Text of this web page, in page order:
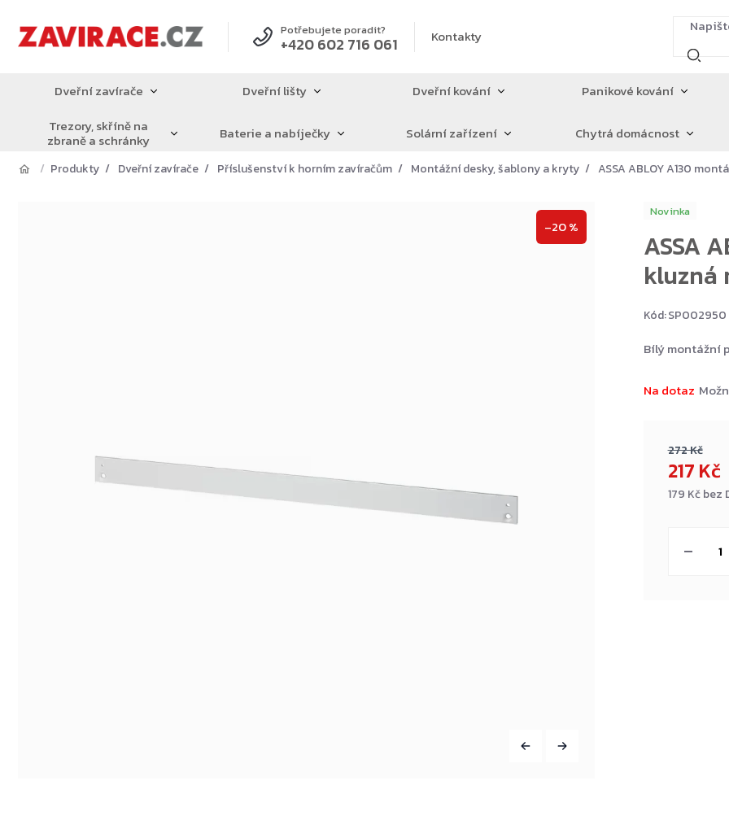
obsah
Potřebujete poradit?
+420 602 716 061 Kontakty
Dveřní zavírače Dveřní lišty Dveřní kování
Panikové kování
Trezory, skříně na
zbraně a schránky Baterie a nabíječky Solární zařízení Chytrá domácnost
Produkty Dveřní zavírače Příslušenství k horním zavíračům Montážní desky, šablony a kryty ASSA ABLOY A130
Novinka
ASSA
kluzná
Kód:SP002950
–20 %
272 Kč
217 Kč
179 Kč bez
Na dotaz
Bílý montážní